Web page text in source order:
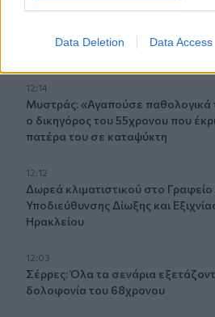
Data Deletion Data Access
ΥΠΠΟ: Αυτοψία της Λ. Μενδώνη στα
επιπτώσεις της πυρκαγιάς
12:14
Μυστράς: «Αγαπούσε παθολογικά
ο δικηγόρος του 55χρονου που
πατέρα του σε καταψύκτη
12:12
Δωρεά κλιματιστικού στο Γραφείο
Υποδιεύθυνσης Δίωξης και
Ηρακλείου
12:03
Σέρρες: Όλα τα σενάρια
δολοφονία του 68χρονου